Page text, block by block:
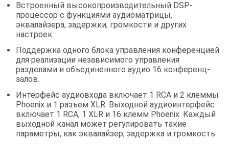
Встроенный высокопроизводительный DSP-
процессор с функциями аудиоматрицы,
эквалайзера, задержки, громкости и других
настроек.
Поддержка одного блока управления конференцией
для реализации независимого управления
разделами и объединенного аудио 16 конференц-
залов.
Интерфейс аудиовхода включает 1 RCA и 2 клеммы
Phoenix и 1 разъем XLR. Выходной аудиоинтерфейс
включает 1 RCA, 1 XLR и 16 клемм Phoenix. Каждый
выходной канал может регулировать такие
параметры, как эквалайзер, задержка и громкость.